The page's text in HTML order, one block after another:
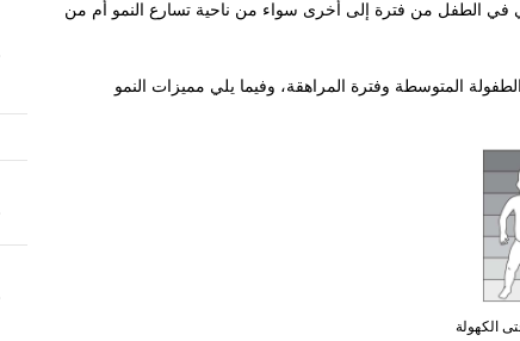
في الطفل من فترة إلى أخرى سواء من ناحية تسارع النمو أم من
المتوسطة وفترة المراهقة، وفيما يلي مميزات النمو